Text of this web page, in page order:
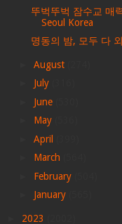
뚜벅뚜벅 잠수교 매
Seoul Korea
명동의 밤, 모두 다
August
July
June
May
April
March
February
January
2023